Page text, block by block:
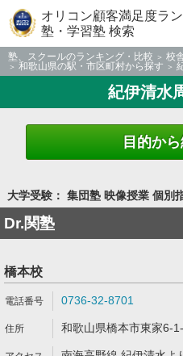
オリコン顧客満足度ラ
塾・学習塾 検索
塾、スクールのランキング・比較
校
和歌山県の駅・市区町村から探す
紀伊清水
目的か
大学受験： 集団塾 映像授業 個別
Dr.関塾
橋本校
0736-32-8701
和歌山県橋本市東家6-